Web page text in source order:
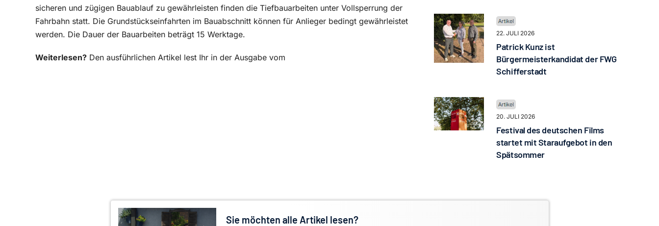
sicheren und zügigen Bauablauf zu gewährleisten finden die Tiefbauarbeiten unter Vollsperrung der
Fahrbahn statt. Die Grundstückseinfahrten im Bauabschnitt können für Anlieger bedingt gewährleistet
werden. Die Dauer der Bauarbeiten beträgt 15 Werktage.
Weiterlesen? Den ausführlichen Artikel lest Ihr in der Ausgabe vom
22. JULI 2026
Patrick Kunz ist
Bürgermeisterkandidat der FWG
Schifferstadt
20. JULI 2026
Festival des deutschen Films
startet mit Staraufgebot in den
Spätsommer
Sie möchten alle Artikel lesen?